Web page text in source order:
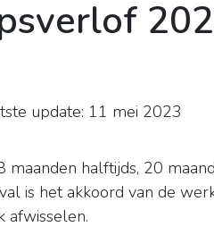
update: 11 mei 2023
halftijds, 20
is het akkoord van de
afwisselen.